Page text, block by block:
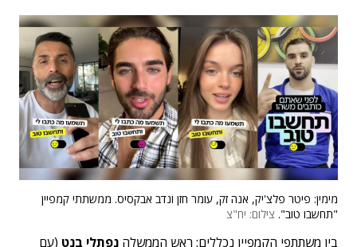
מימין: פיטר פלצ'יק, אנה זק, עומר חזן ונדב אבקסיס. ממשתתי קמפיין
"תחשבו טוב". צילום: יח"צ
בין משתתפי הקמפיין נכללים: ראש הממשלה נפתלי בנט (עם